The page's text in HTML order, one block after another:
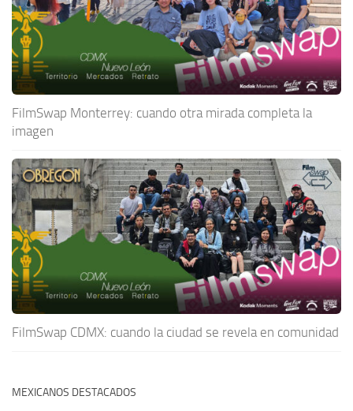
FilmSwap Monterrey: cuando otra mirada completa la
imagen
FilmSwap CDMX: cuando la ciudad se revela en comunidad
MEXICANOS DESTACADOS